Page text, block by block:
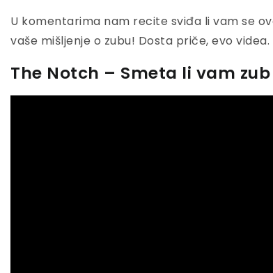
U komentarima nam recite sviđa li vam se
vaše mišljenje o zubu! Dosta priče, evo videa.
The Notch – Smeta li vam